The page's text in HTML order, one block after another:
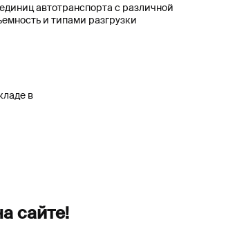
автотранспорта с различной
и типами разгрузки
в
сайте!